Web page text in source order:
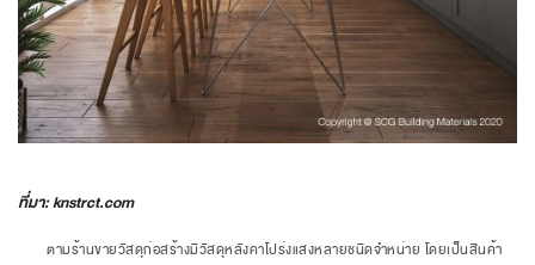
ที่มา: knstrct.com
ตามร้านขายวัสดุก่อสร้างมีวัสดุหลังคาโปร่งแสงหลายชนิดจำหน่าย โดยเป็นสินค้า